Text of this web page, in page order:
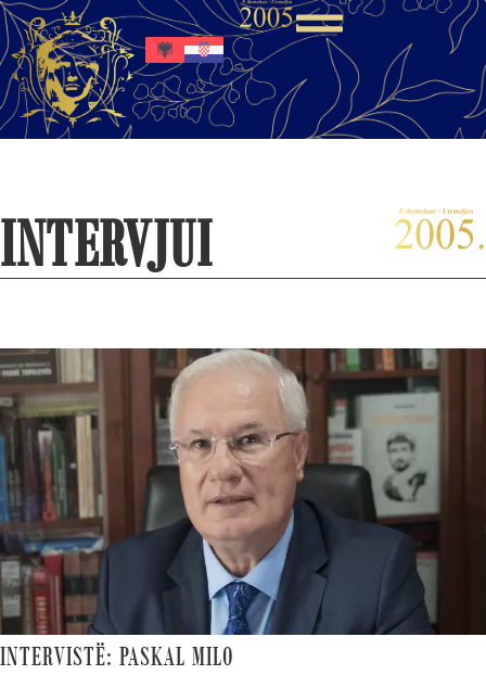
INTERVJUI
INTERVISTË: PASKAL MILO